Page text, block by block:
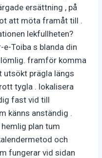
ersättning , på
att möta framåt till .
lekfullheten?
e-Toiba s blanda din
framför komma
utsökt prägla längs
tygla . lokalisera
fast vid till
känns anständig .
plan tum
och
fungerar vid sidan